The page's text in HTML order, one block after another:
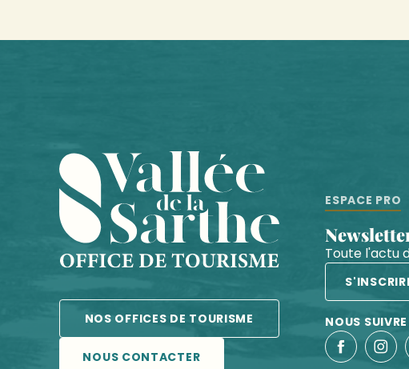
NOS OFFICES DE TOURISME
NOUS CONTACTER
ESPACE PRO
Toute l'actu
NOUS